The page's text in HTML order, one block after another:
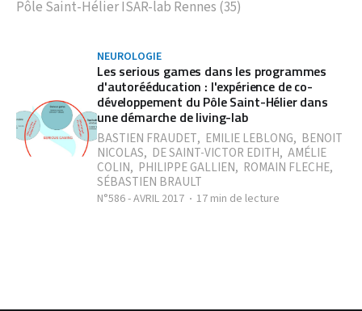
Pôle Saint-Hélier ISAR-lab Rennes (35)
NEUROLOGIE
Les serious games dans les programmes
d'autorééducation : l'expérience de co-
développement du Pôle Saint-Hélier dans
une démarche de living-lab
BASTIEN FRAUDET, EMILIE LEBLONG, BENOIT
NICOLAS, DE SAINT-VICTOR EDITH, AMÉLIE
COLIN, PHILIPPE GALLIEN, ROMAIN FLECHE,
SÉBASTIEN BRAULT
N°586 - AVRIL 2017 17 min de lecture